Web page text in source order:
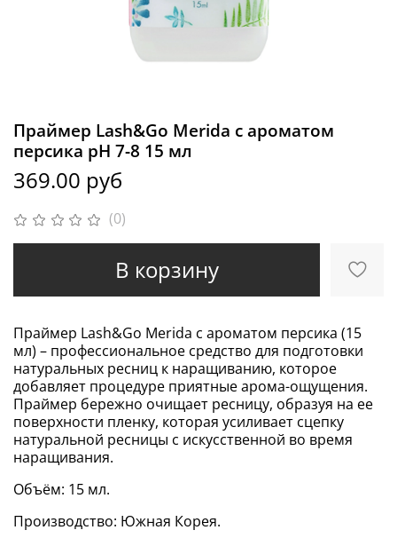
(0)
Праймер Lash&Go Merida с ароматом
персика pH 7-8 15 мл
369.00 руб
В корзину
Праймер Lash&Go Merida с ароматом персика (15
мл) – профессиональное средство для подготовки
натуральных ресниц к наращиванию, которое
добавляет процедуре приятные арома-ощущения.
Праймер бережно очищает ресницу, образуя на ее
поверхности пленку, которая усиливает сцепку
натуральной ресницы с искусственной во время
наращивания.
Объём: 15 мл.
Производство: Южная Корея.